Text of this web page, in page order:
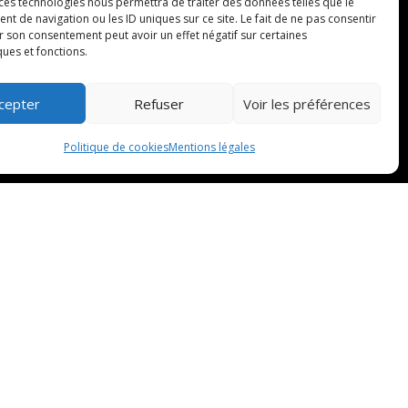
de navigation ou les ID uniques sur ce site. Le fait de ne pas consentir
son consentement peut avoir un effet négatif sur certaines
et fonctions.
Refuser Voir les préférences
Politique de cookiesMentions légales